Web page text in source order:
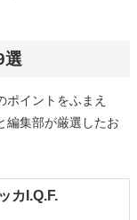
選
ポイントをふまえ
編集部が厳選したお
カI.Q.F.